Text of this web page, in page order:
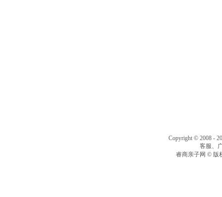
Copyright © 2008 -
客服、
睿商亲子网 © 版